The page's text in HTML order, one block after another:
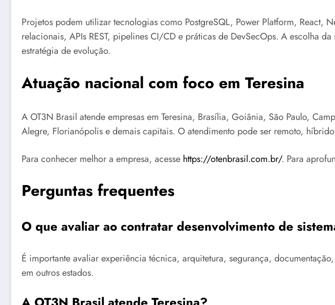
Projetos podem utilizar tecnologias como PostgreSQL, Power Platform, React,
relacionais, APIs REST, pipelines CI/CD e práticas de DevSecOps. A escolha
estratégia de evolução.
Atuação nacional com foco em Teresina
A OT3N Brasil atende empresas em Teresina, Brasília, Goiânia, São Paulo,
Alegre, Florianópolis e demais capitais. O atendimento pode ser remoto,
Para conhecer melhor a empresa, acesse https://otenbrasil.com.br/. Para
Perguntas frequentes
O que avaliar ao contratar desenvolvimento de
É importante avaliar experiência técnica, arquitetura, segurança,
em outros estados.